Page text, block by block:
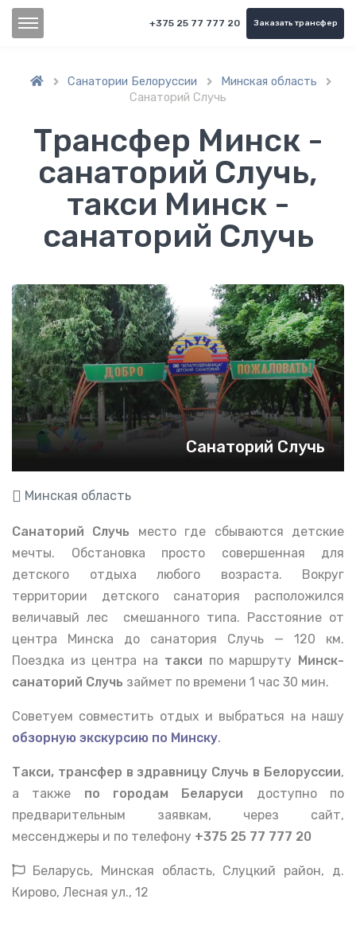
+375 25 77 777 20 Заказать трансфер
 Санатории Белоруссии  Минская область 
Санаторий Случь
Трансфер Минск -
санаторий Случь,
такси Минск -
санаторий Случь
Санаторий Случь
Минская область
Санаторий Случь место где сбываются детские
мечты. Обстановка просто совершенная для
детского отдыха любого возраста. Вокруг
территории детского санатория расположился
величавый лес смешанного типа. Расстояние от
центра Минска до санатория Случь — 120 км.
Поездка из центра на такси по маршруту Минск-
санаторий Случь займет по времени 1 час 30 мин.
Советуем совместить отдых и выбраться на нашу
обзорную экскурсию по Минску.
Такси, трансфер в здравницу Случь в Белоруссии,
а также по городам Беларуси доступно по
предварительным заявкам, через сайт,
мессенджеры и по телефону +375 25 77 777 20
Беларусь, Минская область, Слуцкий район, д.
Кирово, Лесная ул., 12